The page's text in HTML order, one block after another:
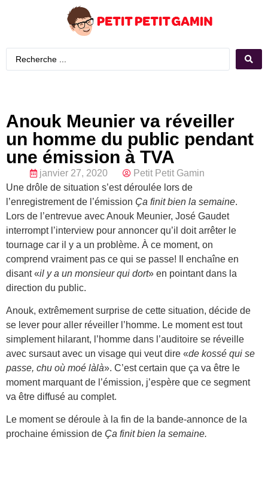
Anouk Meunier va réveiller
un homme du public pendant
une émission à TVA
janvier 27, 2020
Petit Petit Gamin
Une drôle de situation s’est déroulée lors de
l’enregistrement de l’émission Ça finit bien la semaine.
Lors de l’entrevue avec Anouk Meunier, José Gaudet
interrompt l’interview pour annoncer qu’il doit arrêter le
tournage car il y a un problème. À ce moment, on
comprend vraiment pas ce qui se passe! Il enchaîne en
disant «il y a un monsieur qui dort» en pointant dans la
direction du public.
Anouk, extrêmement surprise de cette situation, décide de
se lever pour aller réveiller l’homme. Le moment est tout
simplement hilarant, l’homme dans l’auditoire se réveille
avec sursaut avec un visage qui veut dire «de kossé qui se
passe, chu où moé làlà». C’est certain que ça va être le
moment marquant de l’émission, j’espère que ce segment
va être diffusé au complet.
Le moment se déroule à la fin de la bande-annonce de la
prochaine émission de Ça finit bien la semaine.